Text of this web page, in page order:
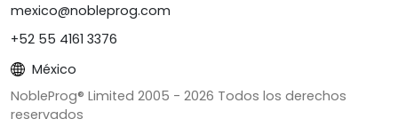
mexico@nobleprog.com
+52 55 4161 3376
México
NobleProg® Limited 2005 - 2026 Todos los derechos
reservados